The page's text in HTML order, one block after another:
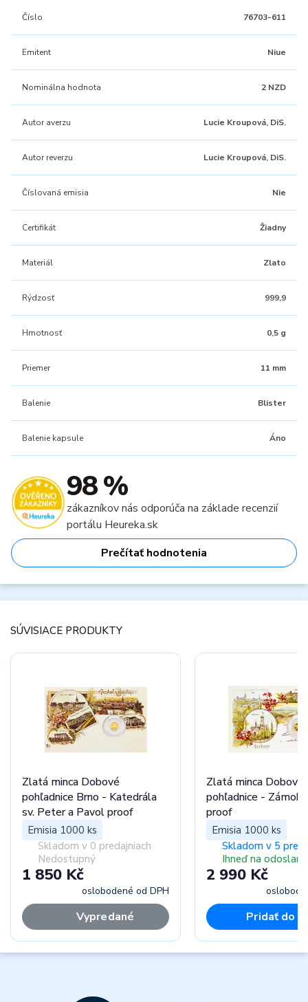
Číslo 76703-611
Emitent Niue
Nominálna hodnota 2 NZD
Autor averzu Lucie Kroupová, DiS.
Autor reverzu Lucie Kroupová, DiS.
Číslovaná emisia Nie
Certifikát Žiadny
Materiál Zlato
Rýdzosť 999,9
Hmotnosť 0,5 g
Priemer 11 mm
Balenie Blister
Balenie kapsule Áno
98 %
zákazníkov nás odporúča na základe recenzií
portálu Heureka.sk
Prečítať hodnotenia
SÚVISIACE PRODUKTY
Zlatá minca Dobové
pohľadnice Brno - Katedrála
sv. Peter a Pavol proof
Emisia 1000 ks
Skladom v 0 predajniach
Nedostupný
1 850 Kč
oslobodené od DPH
Vypredané
Zlatá minca Dobové
pohľadnice - Zámok
proof
Emisia 1000 ks
Skladom v 5
Ihneď na
2 990 Kč
Pridať do